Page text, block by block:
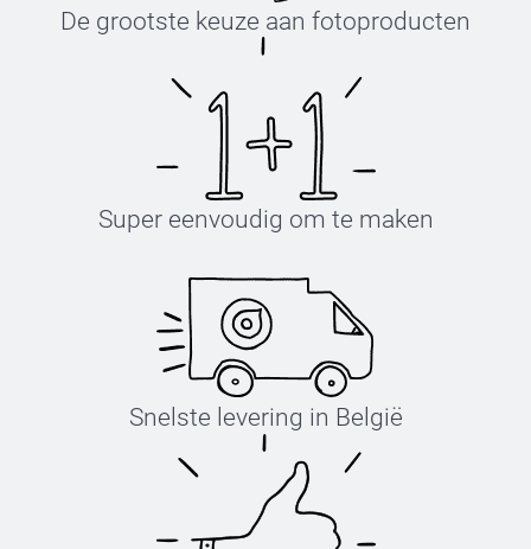
De grootste keuze aan fotoproducten
Super eenvoudig om te maken
Snelste levering in België